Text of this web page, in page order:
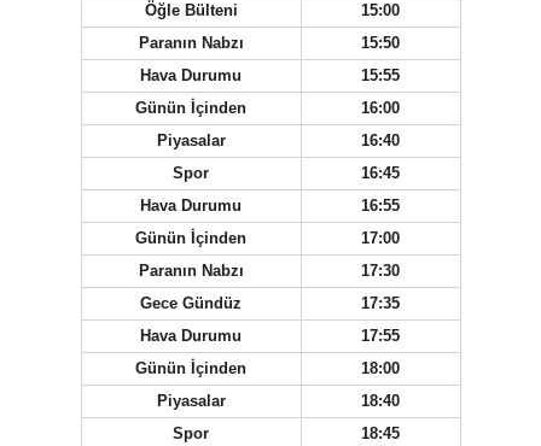
Öğle Bülteni
15:00
Paranın Nabzı
15:50
Hava Durumu
15:55
Günün İçinden
16:00
Piyasalar
16:40
Spor
16:45
Hava Durumu
16:55
Günün İçinden
17:00
Paranın Nabzı
17:30
Gece Gündüz
17:35
Hava Durumu
17:55
Günün İçinden
18:00
Piyasalar
18:40
Spor
18:45